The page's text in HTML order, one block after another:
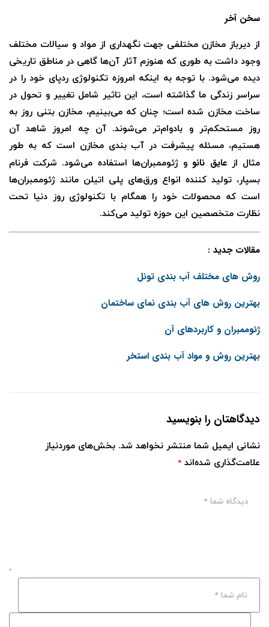
سخن آخر
از دیرباز مخازن مختلفی جهت نگهداری از مواد و سیالات مختلف
وجود داشت به طوری که هنوزم آثار آن‌ها گاهی در مناطق تاریخی
دیده می‌شود. با توجه به اینکه امروزه تکنولوژی ردپای خود را در
سراسر زندگی ما گذاشته است، این تاثیر شامل تغییر و تحول در
ساخت مخازن شده است؛ چنان که می‌بینیم، مخازن بتنی روز به
روز مستحکم‌تر و بادوام‌تر می‌شوند. آن چه امروز شاهد آن
هستیم، مسئله پیشرفت در آب بندی مخازن است که به طور
مثال ازعایق نانوو ژئوممبران‌ها استفاده می‌شود. شرکت فرنام
بسپار، تولید کننده انواع ورق‌های پلی اتیلن مانند ژئوممبران‌ها
است که محصولات خود را همگام با تکنولوژی روز دنیا تحت
نظارت متخصصین این حوزه تولید می‌کند.
مقالات جدید :
روش های مختلف آب بندی تونل
بهترین روش های آب بندی نمای ساختمان
ژئوممبران و کاربردهای آن
بهترین روش و مواد آب بندی استخر
دیدگاهتان را بنویسید
نشانی ایمیل شما منتشر نخواهد شد. بخش‌های موردنیاز
علامت‌گذاری شده‌اند *